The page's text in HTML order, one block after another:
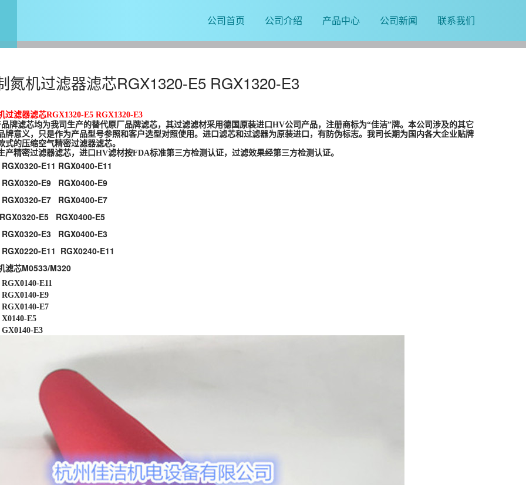
公司首页 公司介绍 产品中心 公司新闻 联系我们
氮机过滤器滤芯RGX1320-E5 RGX1320-E3
过滤器滤芯RGX1320-E5 RGX1320-E3
牌滤芯均为我司生产的替代原厂品牌滤芯，其过滤滤材采用德国原装进口HV公司产品，注册商标为“佳洁”牌。本公司涉及的其它
牌意义，只是作为产品型号参照和客户选型对照使用。进口滤芯和过滤器为原装进口，有防伪标志。我司长期为国内各大企业贴牌
式的压缩空气精密过滤器滤芯。
产精密过滤器滤芯，进口HV滤材按FDA标准第三方检测认证，过滤效果经第三方检测认证。
RGX0320-E11 RGX0400-E11
E9 RGX0400-E9
E7 RGX0400-E7
E5 RGX0400-E5
E3 RGX0400-E3
E11 RGX0240-E11
滤芯M0533/M320
RGX0140-E11
E9
E7
E5
E3